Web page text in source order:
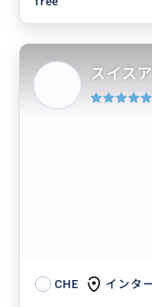
CHE インタ
スイス